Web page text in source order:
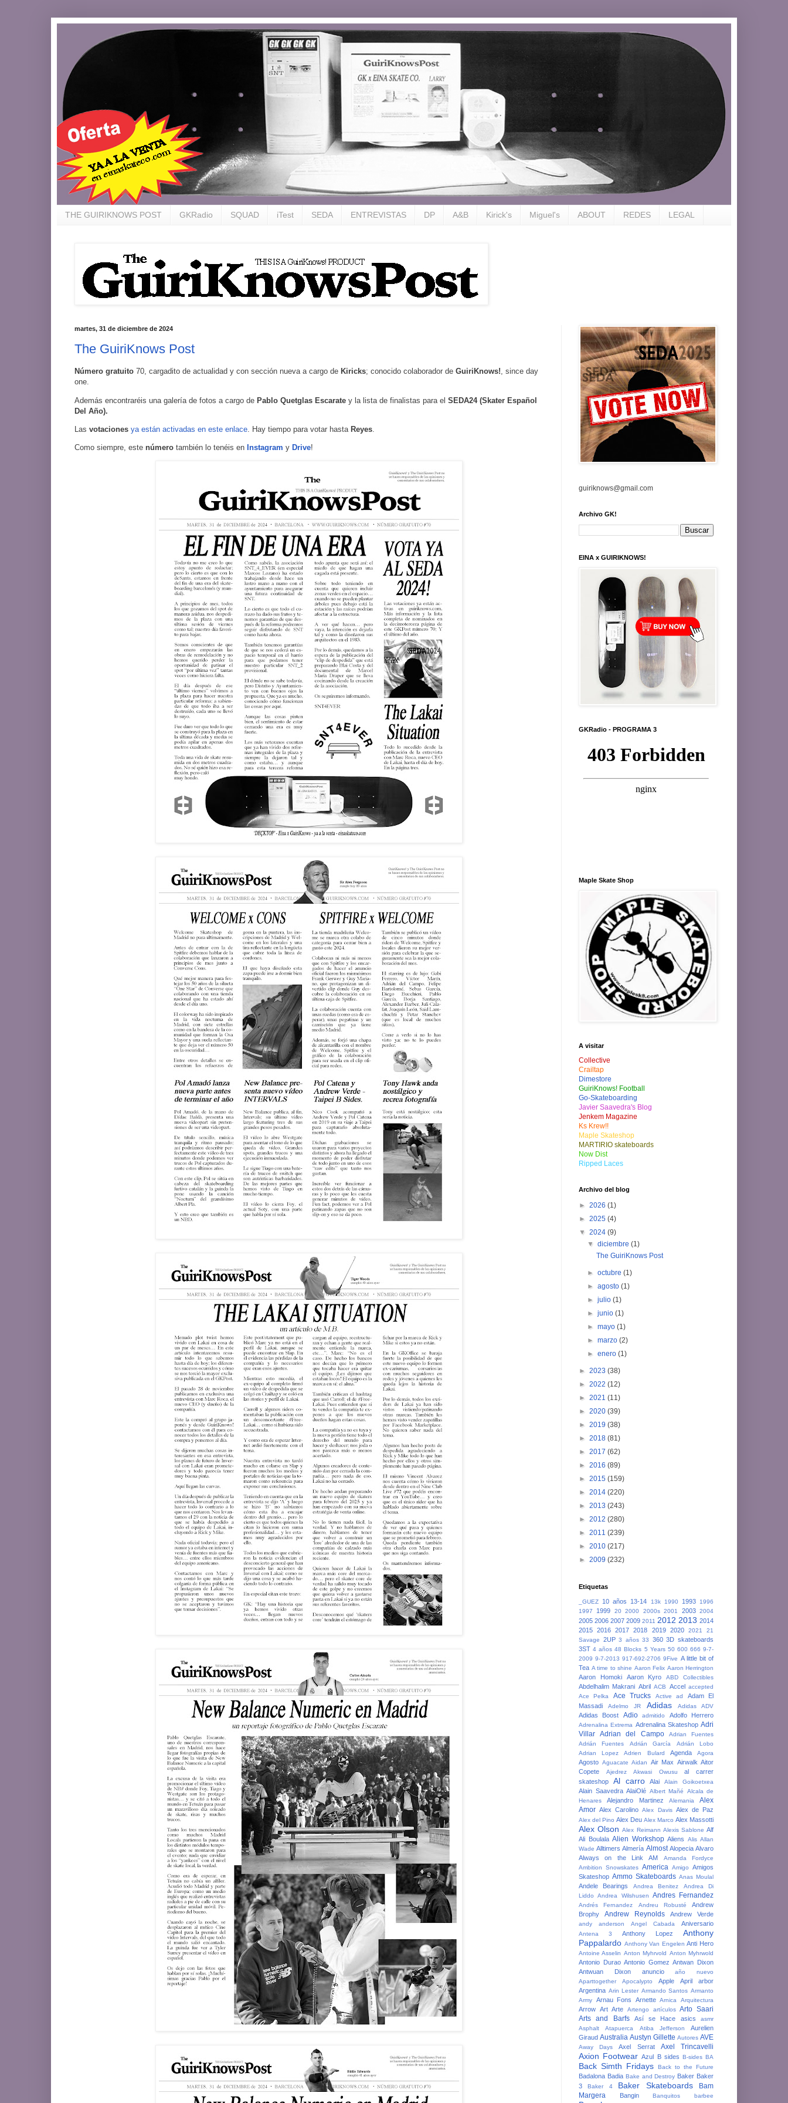
THE GUIRIKNOWS POST GKRadio SQUAD iTest SEDA ENTREVISTAS DP A&B Kirick's Miguel's ABOUT REDES LEGAL
martes, 31 de diciembre de 2024
The GuiriKnows Post
Número gratuito 70, cargadito de actualidad y con sección nueva a cargo de Kiricks; conocido colaborador de GuiriKnows!, since day
one.
Además encontraréis una galería de fotos a cargo de Pablo Quetglas Escarate y la lista de finalistas para el SEDA24 (Skater Español
Del Año).
Las votaciones ya están activadas en este enlace . Hay tiempo para votar hasta Reyes
Como siempre, este número también lo tenéis en Instagram y Drive!
guiriknows@gmail.com
Archivo GK!
EINA x GUIRIKNOWS!
GKRadio - PROGRAMA 3
Maple Skate Shop
A visitar
Collective
Crailtap
Dimestore
GuiriKnows! Football
Go-Skateboarding
Javier Saavedra's Blog
Jenkem Magazine
Ks Krew!!
Maple Skateshop
MARTIRIO skateboards
Now Dist
Ripped Laces
Archivo del blog
► 2026 (1)
► 2025 (4)
▼ 2024 (9)
▼diciembre(1)
The GuiriKnows Post
►octubre(1)
►agosto(1)
►julio(1)
►junio(1)
►mayo(1)
►marzo(2)
►enero(1)
► 2023 (38)
► 2022 (12)
► 2021 (11)
► 2020 (39)
► 2019 (38)
► 2018 (81)
► 2017 (62)
► 2016 (89)
► 2015 (159)
► 2014 (220)
► 2013 (243)
► 2012 (280)
► 2011 (239)
► 2010 (217)
► 2009 (232)
Etiquetas
_GUEZ 10 años 13-14 13k 1990 1993
1996
1997
1999 20 2000 2000s 2001 2003 2004
2005 2006 2007 2009 2011 2012 2013 2014
2015 2016 2017 2018 2019 2020 2021
21
Savage
2UP 3 años 33 360 3D skateboards
3ST 4 años 48 Blocks 5 Years 50 600 666 9-7-
2009 9-7-2013 917-692-2706 9Five A little bit of
Tea A time to shine Aaron Felix Aaron Herrington
Aaron Homoki Aaron Kyro ABD Collectibles
Abdelhalim Makrani Abril ACB Accel accepted
Ace Pelka
Ace Trucks Active ad
Adam El
Massadi
Adelmo JR Adidas Adidas ADV
Adidas Boost Adio admitido Adolfo Herrero
Adrenalina Extrema Adrenalina Skateshop Adri
Villar Adrian del Campo
Adrian Fuentes
Adrián Fuentes
Adrián García
Adrián Lobo
Adrian Lopez
Adrien Bulard Agenda Agora
Agosto Aguacate Aidan Air Max Airwalk Aitor
Copete
Ajedrez Akwasi Owusu
al carrer
skateshop
Al carro Alai Alain Goikoetxea
Alain Saavedra AlaiOlé Albert Mañé
Alcala de
Henares
Alejandro Martinez Alemania
Alex
Amor Alex Carolino Alex Davis Alex de Paz
Alex del Pino Alex Deu Alex Marco Alex Massotti
Alex Olson Alex Reimann Alexis Sablone Alf
Ali Boulala Alien Workshop Aliens Alis Allan
Wade Alltimers Almería Almost Alopecia Alvaro
Always on the Link
AM
Amanda Fordyce
Ambition Snowskates America Amigo
Amigos
Skateshop Ammo Skateboards Anas Moulal
Andele Bearings Andrea Benitez
Andrea Di
Liddo
Andrea Wilshusen Andres Fernandez
Andrés Fernandez Andreu Robusté
Andrew
Brophy
Andrew Reynolds Andrew Verde
andy anderson Angel Cabada Aniversario
Antena 3 Anthony Lopez
Anthony
Pappalardo Anthony Van Engelen Anti Hero
Antoine Asselin Anton Myhrvold Anton Myhrwold
Antonio Durao Antonio Gomez Antwan Dixon
Antwuan Dixon
anuncio
año nuevo
Aparttogether
Apocalypto Apple April
arbor
Argentina Arin Lester Armando Santos Armanto
Army
Arnau Fons Arnette Arnica Arquitectura
Arrow Art Arte Artengo artículos
Arto Saari
Arts and Barfs
Así se Hace asics
asmr
Asphalt
Atapuerca Atiba Jefferson
Aurelien
Giraud Australia Austyn Gillette Autores AVE
Away Days Axel Serrat Axel Trincavelli
Axion Footwear Azul B sides B-sides BA
Back Simth Fridays Back to the Future
Badalona Badia Bake and Destroy Baker Baker
3
Baker 4 Baker Skateboards
Bam
Margera
Bangin Banquitos barbee